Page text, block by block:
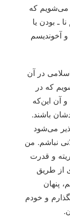
می‌شویم که
ـ بودن یا
آخوندیسم
در آن
که در
و آن این‌که
باشند.
می‌شود
نباشم. من
و قدرت
از طریق
پنهان
و خودم